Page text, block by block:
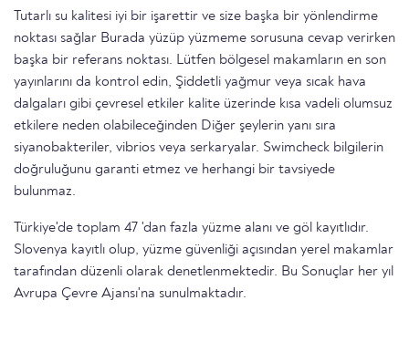
Tutarlı su kalitesi iyi bir işarettir ve size başka bir yönlendirme
noktası sağlar Burada yüzüp yüzmeme sorusuna cevap verirken
başka bir referans noktası. Lütfen bölgesel makamların en son
yayınlarını da kontrol edin, Şiddetli yağmur veya sıcak hava
dalgaları gibi çevresel etkiler kalite üzerinde kısa vadeli olumsuz
etkilere neden olabileceğinden Diğer şeylerin yanı sıra
siyanobakteriler, vibrios veya serkaryalar. Swimcheck bilgilerin
doğruluğunu garanti etmez ve herhangi bir tavsiyede
bulunmaz.
Türkiye'de toplam 47 'dan fazla yüzme alanı ve göl kayıtlıdır.
Slovenya kayıtlı olup, yüzme güvenliği açısından yerel makamlar
tarafından düzenli olarak denetlenmektedir. Bu Sonuçlar her yıl
Avrupa Çevre Ajansı'na sunulmaktadır.